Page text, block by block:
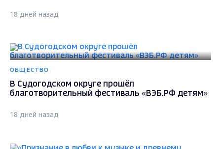
18 дней назад
ОБЩЕСТВО
В Судогодском округе прошёл
благотворительный фестиваль «ВЭБ.РФ детям»
18 дней назад